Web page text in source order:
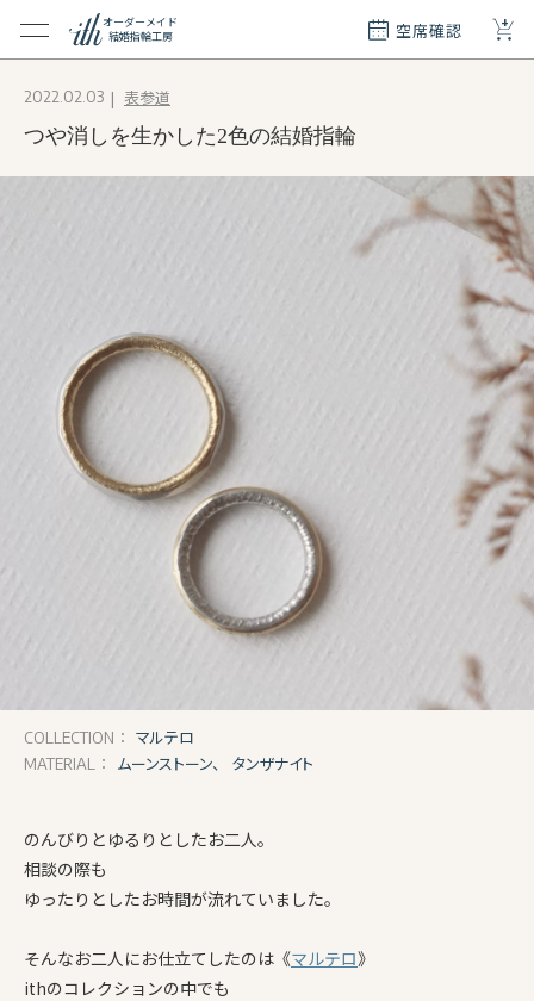
オーダーメイド
結婚指輪工房
空席確認 +
メイド
2022.02.03 表参道
つや消しを生かした2色の結婚指輪
COLLECTION： マルテロ
MATERIAL： ムーンストーン、 タンザナイト
のんびりとゆるりとしたお二人。
相談の際も
ゆったりとしたお時間が流れていました。
そんなお二人にお仕立てしたのは《マルテロ》
ithのコレクションの中でも